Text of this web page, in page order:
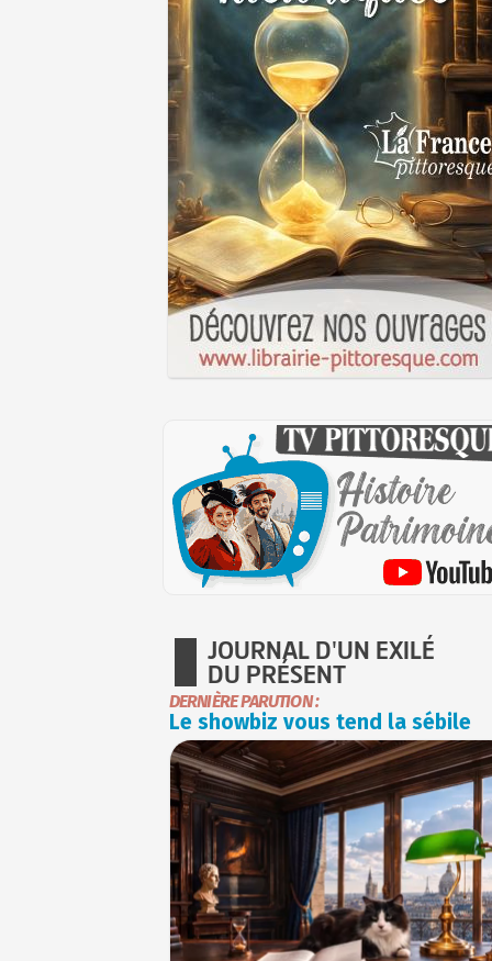
JOURNAL D'UN EXILÉ
DU PRÉSENT
DERNIÈRE PARUTION :
Le showbiz vous tend la sébile